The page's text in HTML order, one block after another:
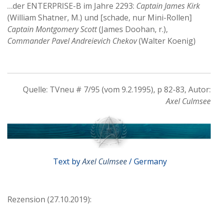
…der ENTERPRISE-B im Jahre 2293: Captain James Kirk
(William Shatner, M.) und [schade, nur Mini-Rollen]
Captain Montgomery Scott(James Doohan, r.),
Commander Pavel Andreievich Chekov(Walter Koenig)
Quelle: TVneu # 7/95 (vom 9.2.1995), p 82-83, Autor:
Axel Culmsee
Text byAxel Culmsee/ Germany
Rezension (27.10.2019):